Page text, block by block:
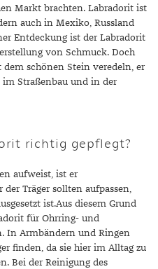
Markt brachten. Labradorit ist
auch in Mexiko, Russland
Entdeckung ist der Labradorit
von Schmuck. Doch
schönen Stein veredeln, er
im Straßenbau und in der
richtig gepflegt?
aufweist, ist er
der Träger sollten aufpassen,
ist.Aus diesem Grund
für Ohrring- und
In Armbändern und Ringen
finden, da sie hier im Alltag zu
Bei der Reinigung des